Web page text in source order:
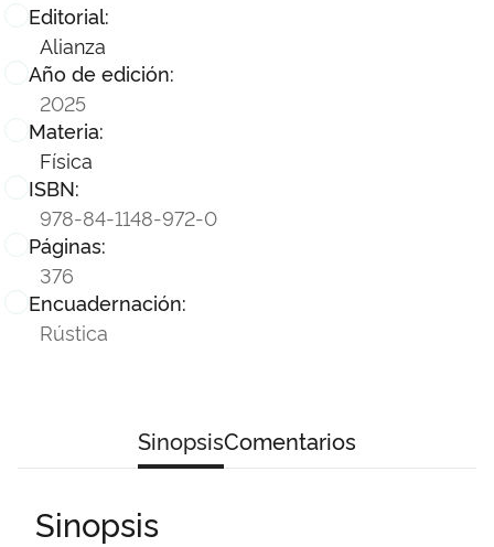
Editorial:
Alianza
Año de edición:
2025
Materia:
Física
ISBN:
978-84-1148-972-0
Páginas:
376
Encuadernación:
Rústica
SinopsisComentarios
Sinopsis